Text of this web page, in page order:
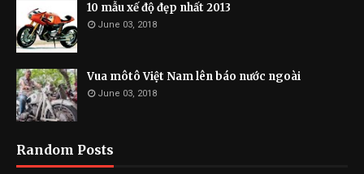
10 mẫu xế độ đẹp nhất 2013
June 03, 2018
Vua môtô Việt Nam lên báo nước ngoài
June 03, 2018
Random Posts